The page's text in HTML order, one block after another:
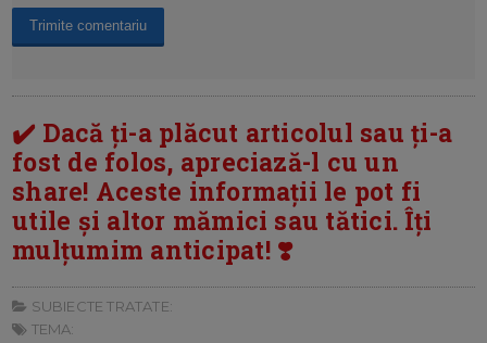
✔️ Dacă ți-a plăcut articolul sau ți-a
fost de folos, apreciază-l cu un
share! Aceste informații le pot fi
utile și altor mămici sau tătici. Îți
mulțumim anticipat! ❣️
SUBIECTE TRATATE:
TEMA: